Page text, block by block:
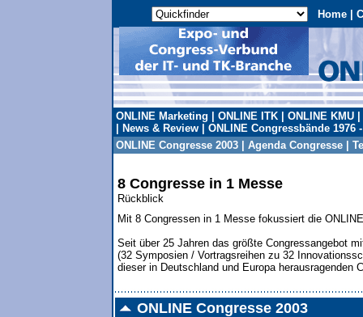
Home
ONLINE Marketing ONLINE ITK ONLINE KMU
News & Review
ONLINE Congressbände 1976
ONLINE Congresse 2003
Agenda Congresse
8 Congresse in 1 Messe
Rückblick
Mit 8 Congressen in 1 Messe fokussiert die
Seit über 25 Jahren das größte Congressangebot
(32 Symposien / Vortragsreihen zu 32
dieser in Deutschland und Europa herausragenden
ONLINE Congresse 2003